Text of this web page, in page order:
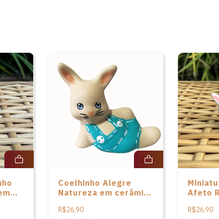
Coelhinho Alegre
Natureza em cerâmica
R$26,90
Afeto
R$26,90